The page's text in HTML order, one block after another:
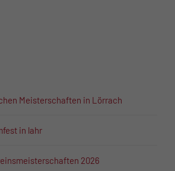
Meisterschaften in Lörrach
in lahr
2026